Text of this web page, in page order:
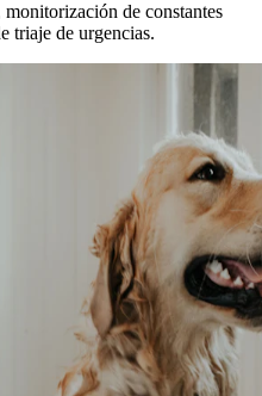
de constantes
triaje de urgencias.